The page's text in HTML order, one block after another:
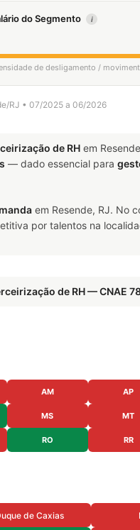
do Segmento i
de desligamento /
RJ • 07/2025 a 06/2026
de RH em
— dado essencial para
em Resende, RJ. No
por talentos na
de RH — CNAE
AM AP
MS MT
RO RR
de Caxias